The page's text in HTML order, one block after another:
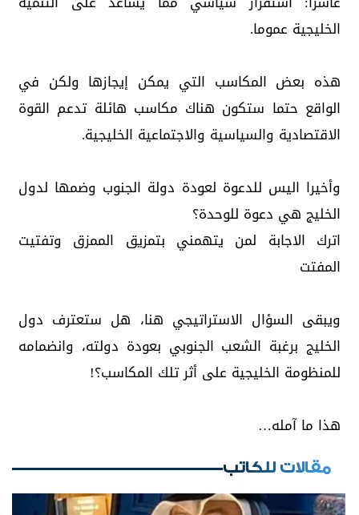
الخليجية عموما.
هذه بعض المكاسب التي يمكن إيجازها ولكن في
الواقع حتما ستكون هناك مكاسب هائلة تدعم القوة
الاقتصادية والسياسية والاجتماعية الخليجية.
وأخيرا اليس للدعوة لعودة دولة الجنوب وضمها لدول
الخليج هي دعوة للوحدة؟
اترك الاجابة لمن يتهمني بتمزيق الممزق وتفتيت
المفتت
ويبقى السؤال الاستراتيجي هنا، هل ستعترف دول
الخليج برغبة الشعب الجنوبي بعودة دولته، وانضمامه
للمنظومة الخليجية على أثر تلك المكاسب؟!
هذا ما آمله…
مقالات للكاتب